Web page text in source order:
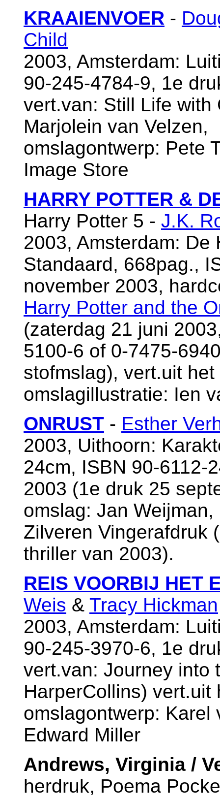
KRAAIENVOER -
Child
2003, Amsterdam:
90-245-4784-9, 1e
vert.van: Still Life with
Marjolein van Velzen,
omslagontwerp: Pete
Image Store
HARRY POTTER &
Harry Potter 5 - J.K.
2003, Amsterdam: De
Standaard, 668pag.,
november 2003,
Harry Potter and the
(zaterdag 21 juni
5100-6 of 0-7475-
stofmslag), vert.uit
omslagillustratie: Ien
ONRUST - Esther
2003, Uithoorn:
24cm, ISBN 90-6112-
2003 (1e druk 25
omslag: Jan
Zilveren Vingerafdruk
thriller van 2003).
REIS VOORBIJ HET
Weis & Tracy Hickman
2003, Amsterdam:
90-245-3970-6, 1e
vert.van: Journey into
HarperCollins)
omslagontwerp: Karel
Edward Miller
Andrews, Virginia /
herdruk, Poema